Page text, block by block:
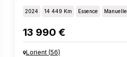
2024 14 449 Km Essence Manuelle
13 990 €
Lorient(56)